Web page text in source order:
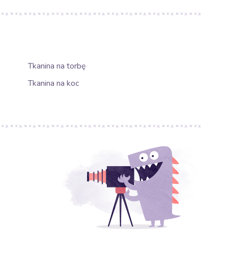
Tkanina na torbę
Tkanina na koc